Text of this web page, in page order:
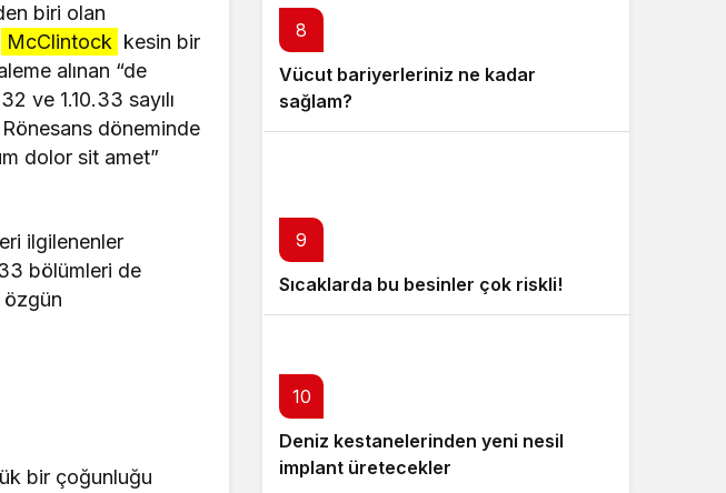
biri olan
McClintock kesin bir
alınan “de
ve 1.10.33 sayılı
döneminde
dolor sit amet”
ilgilenenler
bölümleri de
özgün
bir çoğunluğu
8
Vücut bariyerleriniz ne kadar
sağlam?
9
Sıcaklarda bu besinler çok riskli!
10
Deniz kestanelerinden yeni nesil
implant üretecekler